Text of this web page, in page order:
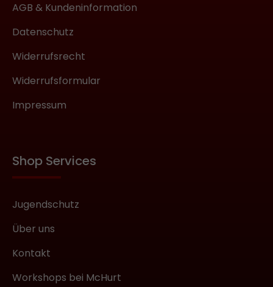
AGB & Kundeninformation
Datenschutz
Widerrufsrecht
Widerrufsformular
Impressum
Shop Services
Jugendschutz
Über uns
Kontakt
Workshops bei McHurt